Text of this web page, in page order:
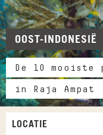
OOST-INDONESIË
De 10 mooiste
in Raja Ampat
LOCATIE